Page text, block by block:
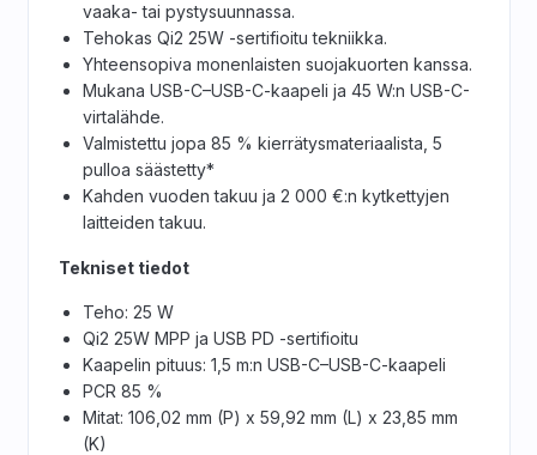
vaaka- tai pystysuunnassa.
Tehokas Qi2 25W -sertifioitu tekniikka.
Yhteensopiva monenlaisten suojakuorten kanssa.
Mukana USB-C–USB-C-kaapeli ja 45 W:n USB-C-
virtalähde.
Valmistettu jopa 85 % kierrätysmateriaalista, 5
pulloa säästetty*
Kahden vuoden takuu ja 2 000 €:n kytkettyjen
laitteiden takuu.
Tekniset tiedot
Teho: 25 W
Qi2 25W MPP ja USB PD -sertifioitu
Kaapelin pituus: 1,5 m:n USB-C–USB-C-kaapeli
PCR 85 %
Mitat: 106,02 mm (P) x 59,92 mm (L) x 23,85 mm
(K)